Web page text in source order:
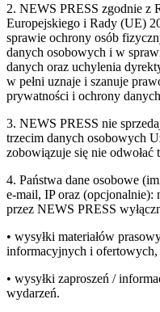
2. NEWS PRESS zgodnie z
Europejskiego i Rady (UE)
sprawie ochrony osób
danych osobowych i w
danych oraz uchylenia
w pełni uznaje i szanuje
prywatności i ochrony
3. NEWS PRESS nie
trzecim danych osobowych
zobowiązuje się nie odwołać
4. Państwa dane osobowe
e-mail, IP oraz (opcjonalnie):
przez NEWS PRESS
• wysyłki materiałów
informacyjnych i ofertowych,
• wysyłki zaproszeń /
wydarzeń.